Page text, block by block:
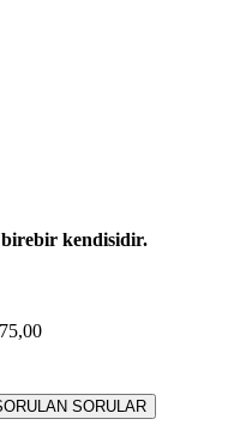
birebir kendisidir.
SORULAR